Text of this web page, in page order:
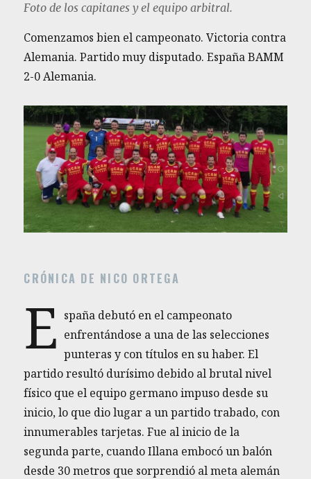
Foto de los capitanes y el equipo arbitral.
Comenzamos bien el campeonato. Victoria contra
Alemania. Partido muy disputado. España BAMM
2-0 Alemania.
CRÓNICA DE NICO ORTEGA
E spaña debutó en el campeonato
enfrentándose a una de las selecciones
punteras y con títulos en su haber. El
partido resultó durísimo debido al brutal nivel
físico que el equipo germano impuso desde su
inicio, lo que dio lugar a un partido trabado, con
innumerables tarjetas. Fue al inicio de la
segunda parte, cuando Illana embocó un balón
desde 30 metros que sorprendió al meta alemán